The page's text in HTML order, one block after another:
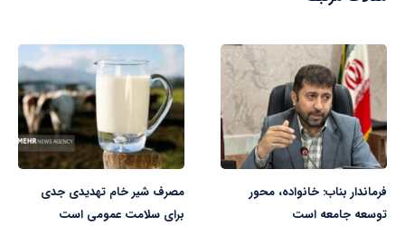
فرماندار بناب: خانواده، محور
توسعه جامعه است
مصرف شیر خام تهدیدی جدی
برای سلامت عمومی است